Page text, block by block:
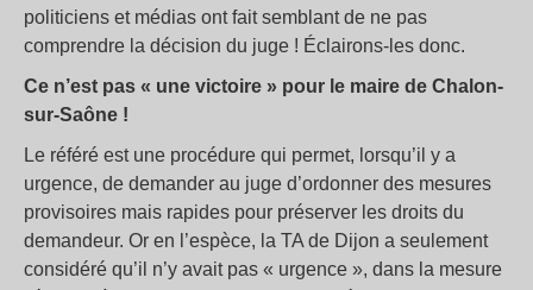
politiciens et médias ont fait semblant de ne pas
comprendre la décision du juge ! Éclairons-les donc.
Ce n’est pas « une victoire » pour le maire de Chalon-
sur-Saône !
Le référé est une procédure qui permet, lorsqu’il y a
urgence, de demander au juge d’ordonner des mesures
provisoires mais rapides pour préserver les droits du
demandeur. Or en l’espèce, la TA de Dijon a seulement
considéré qu’il n’y avait pas « urgence », dans la mesure